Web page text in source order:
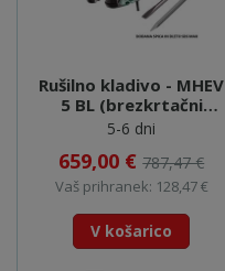
Rušilno kladivo - MHEV
5 BL (brezkrtačni
motor) (600769500) +
5-6 dni
659,00 €787,47 €
Vaš prihranek: 128,47 €
V košarico